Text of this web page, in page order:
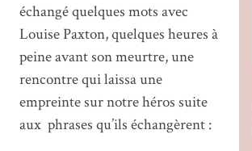
échangé quelques mots avec
Louise Paxton, quelques heures à
peine avant son meurtre, une
rencontre qui laissa une
empreinte sur notre héros suite
aux phrases qu’ils échangèrent :